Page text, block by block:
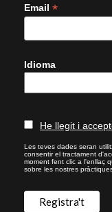
Email *
Idioma
He llegit i
Les teves dades seran
consentir el tractament
moment fent clic a l'enllaç
sobre les nostres